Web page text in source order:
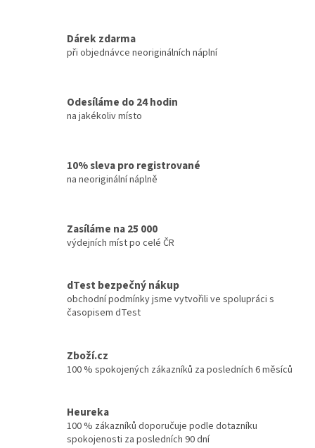
Dárek zdarma
při objednávce neoriginálních náplní
Odesíláme do 24 hodin
na jakékoliv místo
10% sleva pro registrované
na neoriginální náplně
Zasíláme na 25 000
výdejních míst po celé ČR
dTest bezpečný nákup
obchodní podmínky jsme vytvořili ve spolupráci s
časopisem dTest
Zboží.cz
100 % spokojených zákazníků za posledních 6 měsíců
Heureka
100 % zákazníků doporučuje podle dotazníku
spokojenosti za posledních 90 dní